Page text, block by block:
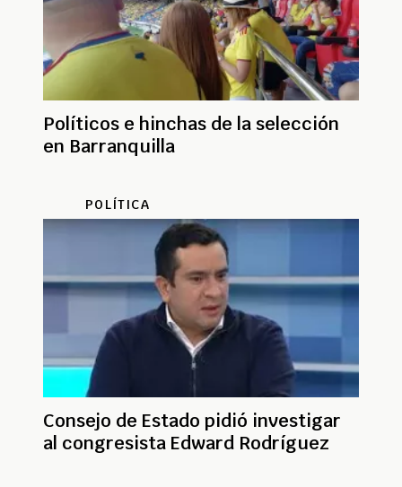
Políticos e hinchas de la selección
en Barranquilla
POLÍTICA
Consejo de Estado pidió investigar
al congresista Edward Rodríguez